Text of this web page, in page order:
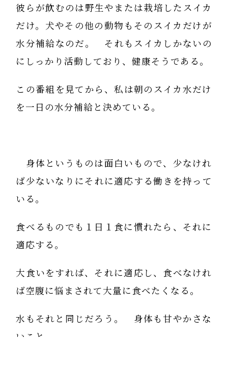
彼らが飲むのは野生やまたは栽培したスイカ
だけ。犬やその他の動物もそのスイカだけが
水分補給なのだ。 それもスイカしかないの
にしっかり活動しており、健康そうである。
この番組を見てから、私は朝のスイカ水だけ
を一日の水分補給と決めている。
身体というものは面白いもので、少なけれ
ば少ないなりにそれに適応する働きを持って
いる。
食べるものでも１日１食に慣れたら、それに
適応する。
大食いをすれば、それに適応し、食べなけれ
ば空腹に悩まされて大量に食べたくなる。
水もそれと同じだろう。 身体も甘やかさな
いこと。